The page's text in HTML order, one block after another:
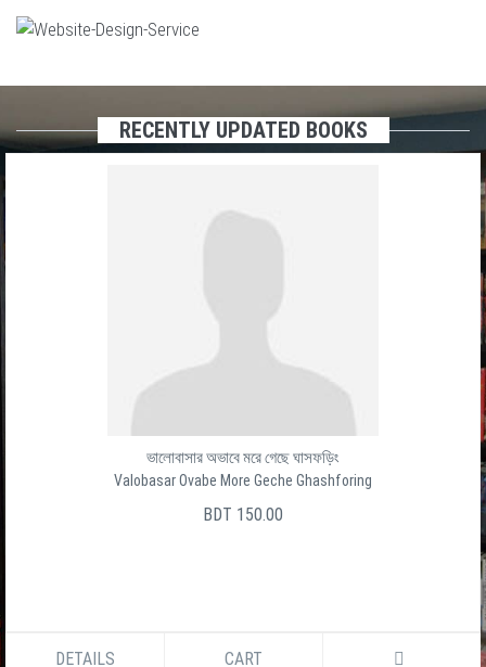
RECENTLY UPDATED BOOKS
ভালোবাসার অভাবে মরে গেছে ঘাসফড়িং
Valobasar Ovabe More Geche Ghashforing
BDT 150.00
DETAILS CART